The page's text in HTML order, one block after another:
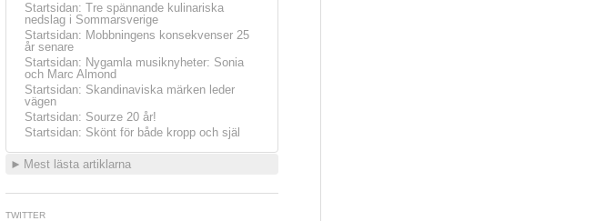
Startsidan: Tre spännande kulinariska
nedslag i Sommarsverige
Startsidan: Mobbningens konsekvenser 25
år senare
Startsidan: Nygamla musiknyheter: Sonia
och Marc Almond
Startsidan: Skandinaviska märken leder
vägen
Startsidan: Sourze 20 år!
Startsidan: Skönt för både kropp och själ
► Mest lästa artiklarna
TWITTER